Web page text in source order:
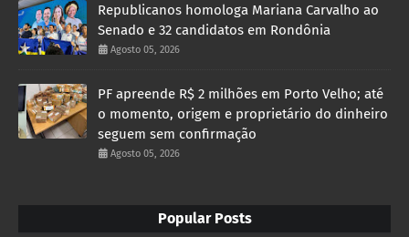
Republicanos homologa Mariana Carvalho ao
Senado e 32 candidatos em Rondônia
Agosto 05, 2026
PF apreende R$ 2 milhões em Porto Velho; até
o momento, origem e proprietário do dinheiro
seguem sem confirmação
Agosto 05, 2026
Popular Posts